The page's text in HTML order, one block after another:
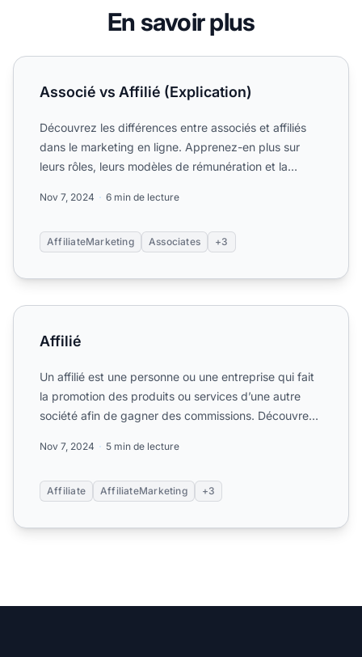
En savoir plus
Associé vs Affilié (Explication)
Associé vs Affilié (Explication)
Découvrez les différences entre associés et affiliés
dans le marketing en ligne. Apprenez-en plus sur
leurs rôles, leurs modèles de rémunération et la
Nov 7, 2024 6 min de lecture
AffiliateMarketing Associates +3
Affilié
Affilié
Un affilié est une personne ou une entreprise qui fait
la promotion des produits ou services d’une autre
société afin de gagner des commissions. Découvrez
Nov 7, 2024 5 min de lecture
Affiliate AffiliateMarketing +3